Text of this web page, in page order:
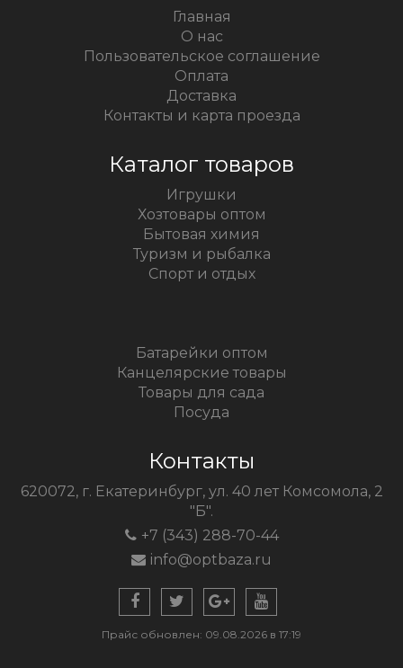
Главная
О нас
Пользовательское соглашение
Оплата
Доставка
Контакты и карта проезда
Каталог товаров
Игрушки
Хозтовары оптом
Бытовая химия
Туризм и рыбалка
Спорт и отдых
Батарейки оптом
Канцелярские товары
Товары для сада
Посуда
Контакты
620072, г. Екатеринбург, ул. 40 лет Комсомола, 2
"Б".
+7 (343) 288-70-44
info@optbaza.ru
Прайс обновлен: 09.08.2026 в 17:19